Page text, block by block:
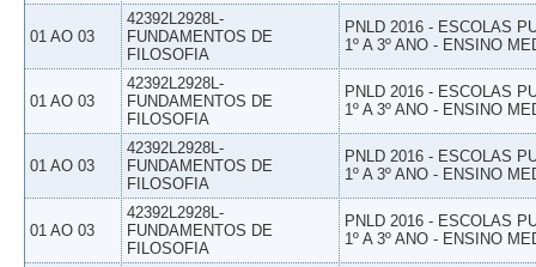
01 AO 03
42392L2928L-
FUNDAMENTOS DE
FILOSOFIA
PNLD 2016 - ESCOLAS
1º A 3º ANO - ENSINO
01 AO 03
42392L2928L-
FUNDAMENTOS DE
FILOSOFIA
PNLD 2016 - ESCOLAS
1º A 3º ANO - ENSINO
01 AO 03
42392L2928L-
FUNDAMENTOS DE
FILOSOFIA
PNLD 2016 - ESCOLAS
1º A 3º ANO - ENSINO
01 AO 03
42392L2928L-
FUNDAMENTOS DE
FILOSOFIA
PNLD 2016 - ESCOLAS
1º A 3º ANO - ENSINO